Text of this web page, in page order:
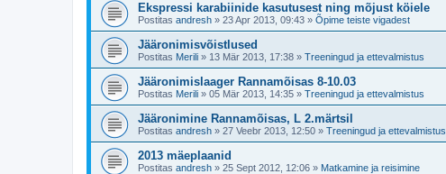
Ekspressi karabiinide kasutusest ning mõjust köiele
Postitas andresh » 23 Apr 2013, 09:43 » Õpime teiste vigadest
Jääronimisvõistlused
Postitas Merili » 13 Mär 2013, 17:38 » Treeningud ja ettevalmistus
Jääronimislaager Rannamõisas 8-10.03
Postitas Merili » 05 Mär 2013, 14:35 » Treeningud ja ettevalmistus
Jääronimine Rannamõisas, L 2.märtsil
Postitas andresh » 27 Veebr 2013, 12:50 » Treeningud ja ettevalmistus
2013 mäeplaanid
Postitas andresh » 25 Sept 2012, 12:06 » Matkamine ja reisimine